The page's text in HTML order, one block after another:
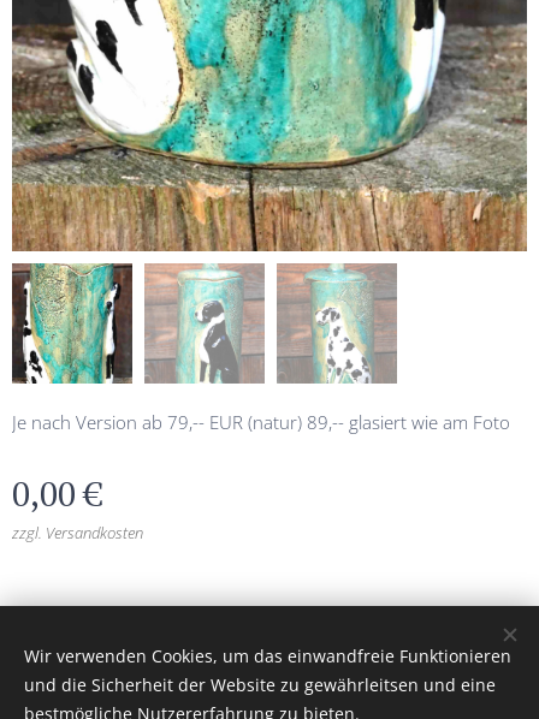
Je nach Version ab 79,-- EUR (natur) 89,-- glasiert wie am Foto
0,00€
zzgl. Versandkosten
burgkeramik.at
© 2026 Alle Rechte vorbehalten
Unterstützt vonWebnode Cookies
Wir verwenden Cookies, um das einwandfreie Funktionieren
und die Sicherheit der Website zu gewährleitsen und eine
bestmögliche Nutzererfahrung zu bieten.